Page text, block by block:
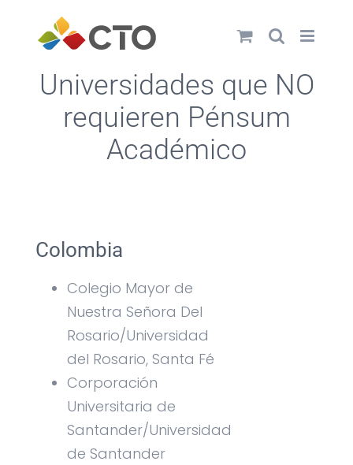
Universidades que NO
requieren Pénsum
Académico
Colombia
Colegio Mayor de
Nuestra Señora Del
Rosario/Universidad
del Rosario, Santa Fé
Corporación
Universitaria de
Santander/Universidad
de Santander